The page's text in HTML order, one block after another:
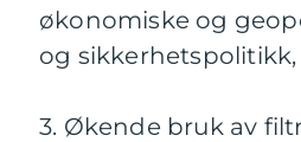
økonomiske og
og
3. Økende bruk av